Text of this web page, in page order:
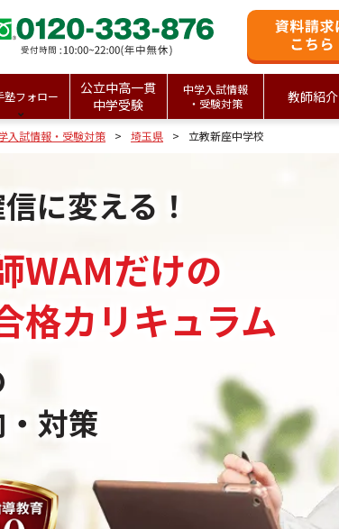
塾フォロー
公立中高一貫
中学受験
中学入試情報
・受験対策
教師紹介
入試情報・受験対策 埼玉県 立教新座中学校
に変える！
WAMだけの
格カリキュラム
対策